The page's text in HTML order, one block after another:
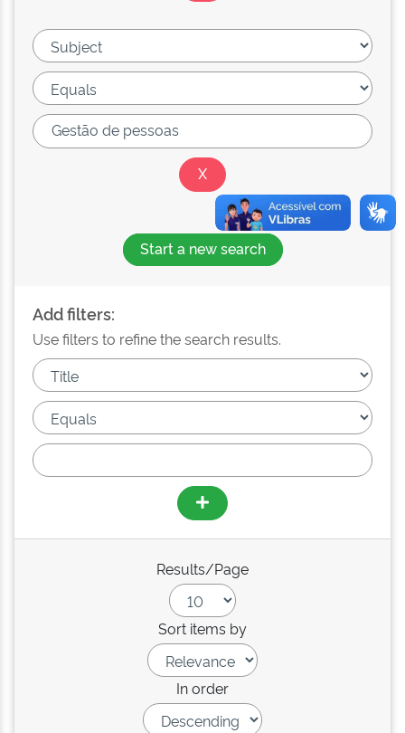
Start a new search
Add filters:
Use filters to refine the search results.
Results/Page
Sort items by
In order